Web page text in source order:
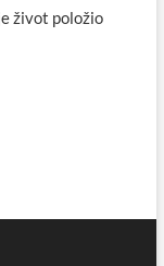
život položio